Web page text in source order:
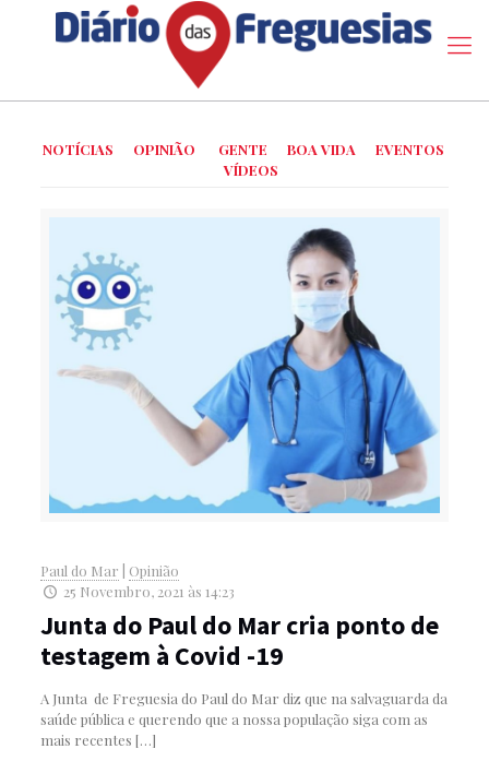
NOTÍCIAS OPINIÃO GENTE BOA VIDA
EVENTOS
VÍDEOS
Paul do Mar
Opinião
25 Novembro, 2021 às 14:23
Junta do Paul do Mar cria ponto de
testagem à Covid -19
A Junta de Freguesia do Paul do Mar diz que na salvaguarda da
saúde pública e querendo que a nossa população siga com as
mais recentes […]